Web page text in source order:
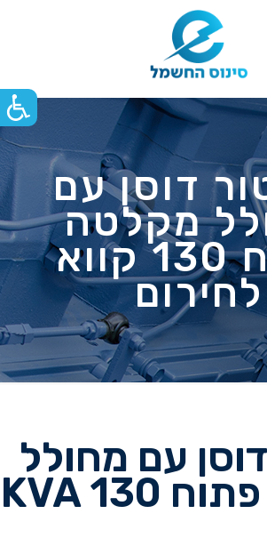
דוסן עם
מקלטה
פתוח 130 קווא
לחירום
עם מחולל
מקלטה פתוח 130 KVA